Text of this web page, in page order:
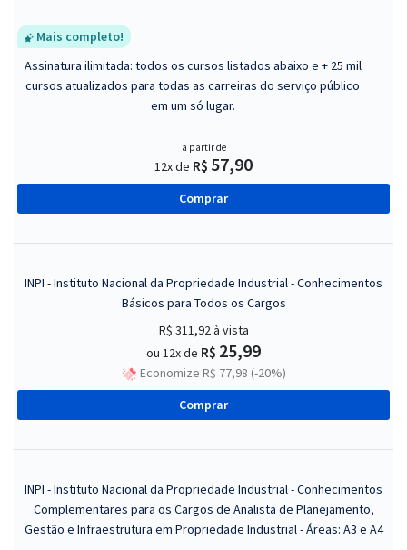
Mais completo!
Assinatura ilimitada: todos os cursos listados abaixo e + 25 mil
cursos atualizados para todas as carreiras do serviço público
em um só lugar.
a partir de
12x de R$ 57,90
Comprar
INPI - Instituto Nacional da Propriedade Industrial - Conhecimentos
Básicos para Todos os Cargos
R$ 311,92à vista
ou 12x de R$ 25,99
Economize R$ 77,98 (-20%)
Comprar
INPI - Instituto Nacional da Propriedade Industrial - Conhecimentos
Complementares para os Cargos de Analista de Planejamento,
Gestão e Infraestrutura em Propriedade Industrial - Áreas: A3 e A4